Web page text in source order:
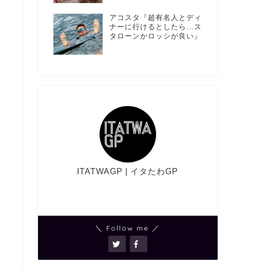
アコスタ『超有名人とディ
ナーに行けるとしたら…ス
タローンかロッシが良い』
ITATWAGP | イタたわGP
＼ Follow me ／